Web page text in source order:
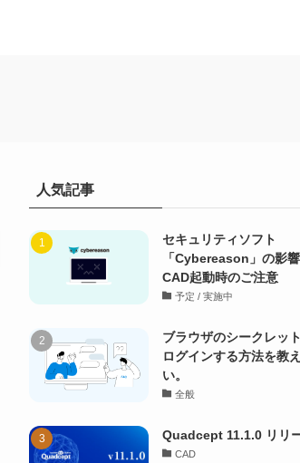
人気記事
セキュリティソフト
「Cybereason」の影
CAD起動時のご注意
予定 / 実施中
ブラウザのシークレッ
ログインする方法を教
い。
全般
Quadcept 11.1.0 リリ
CAD